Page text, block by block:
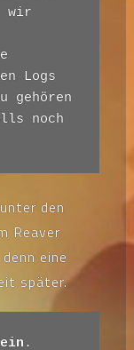
wir
Logs
gehören
noch
den
Reaver
eine
später.
.